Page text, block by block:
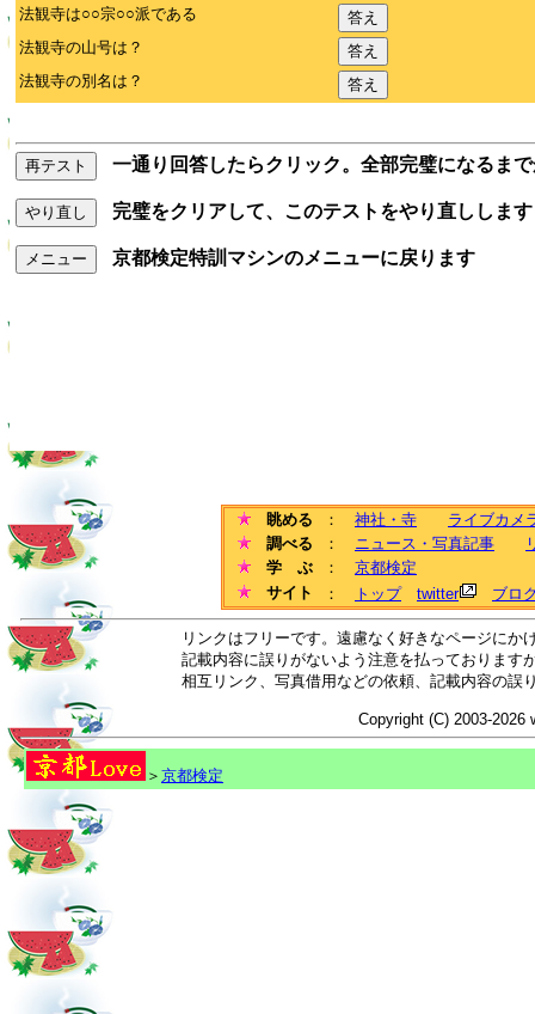
法観寺は○○宗○○派である
答え
法観寺の山号は？
答え
法観寺の別名は？
答え
再テスト 一通り回答したらクリック。全部完璧になるま
やり直し 完璧をクリアして、このテストをやり直しします
メニュー 京都検定特訓マシンのメニューに戻ります
眺める ： 神社・寺
ライブカメ
調べる
： ニュース・写真記事
学 ぶ
： 京都検定
サイト
： トップ twitter ブロ
リンクはフリーです。遠慮なく好きなページに
記載内容に誤りがないよう注意を払っております
相互リンク、写真借用などの依頼、記載内容の誤
Copyright (C) 2003-2026
＞ 京都検定